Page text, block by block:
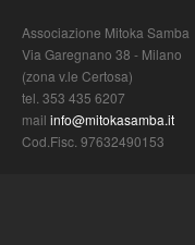
Associazione Mitoka Samba
Via Garegnano 38 - Milano
(zona v.le Certosa)
tel. 353 435 6207
mail info@mitokasamba.it
Cod.Fisc. 97632490153